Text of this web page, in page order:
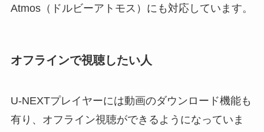
Atmos（ドルビーアトモス）にも対応しています。
オフラインで視聴したい人
U-NEXTプレイヤーには動画のダウンロード機能も
有り、オフライン視聴ができるようになっていま